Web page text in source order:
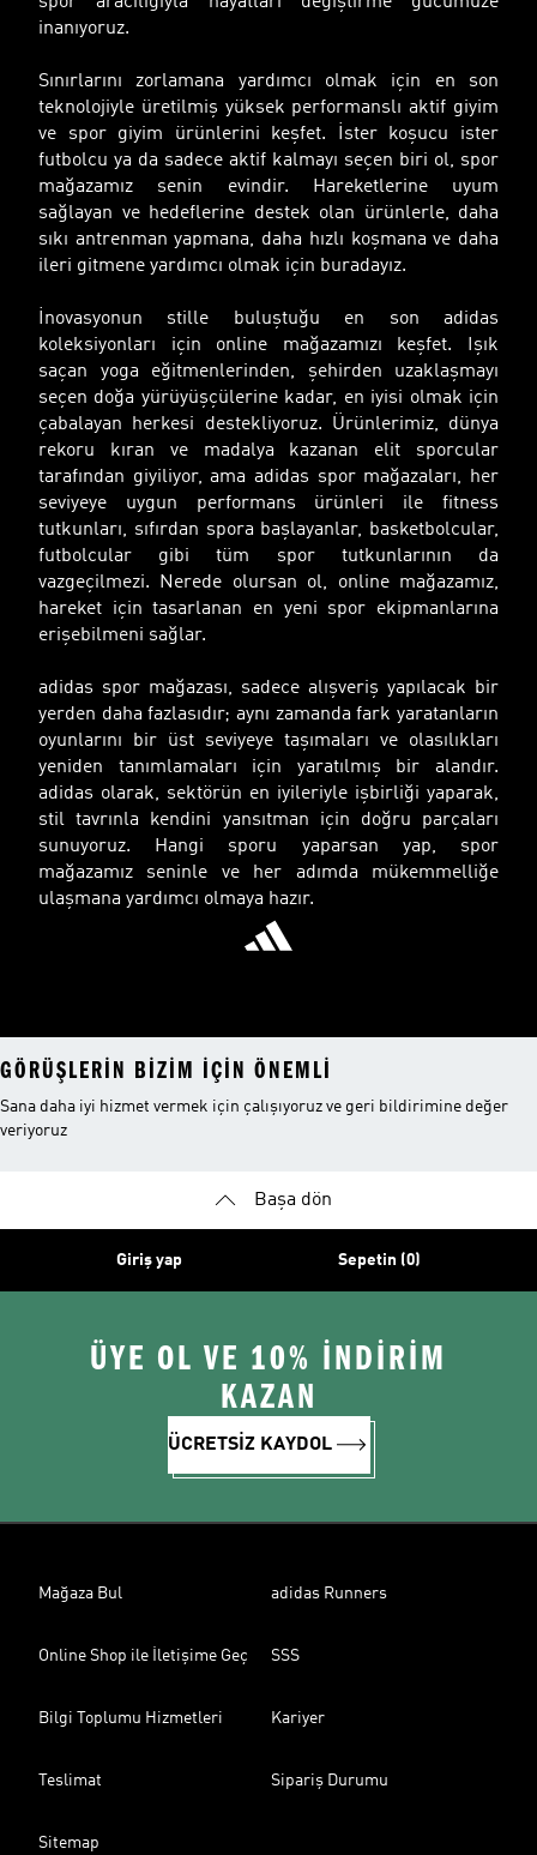
inanıyoruz.
Sınırlarını zorlamana yardımcı olmak için en son
teknolojiyle üretilmiş yüksek performanslı aktif giyim
ve spor giyim ürünlerini keşfet. İster koşucu ister
futbolcu ya da sadece aktif kalmayı seçen biri ol, spor
mağazamız senin evindir. Hareketlerine uyum
sağlayan ve hedeflerine destek olan ürünlerle, daha
sıkı antrenman yapmana, daha hızlı koşmana ve daha
ileri gitmene yardımcı olmak için buradayız.
İnovasyonun stille buluştuğu en son adidas
koleksiyonları için online mağazamızı keşfet. Işık
saçan yoga eğitmenlerinden, şehirden uzaklaşmayı
seçen doğa yürüyüşçülerine kadar, en iyisi olmak için
çabalayan herkesi destekliyoruz. Ürünlerimiz, dünya
rekoru kıran ve madalya kazanan elit sporcular
tarafından giyiliyor, ama adidas spor mağazaları, her
seviyeye uygun performans ürünleri ile fitness
tutkunları, sıfırdan spora başlayanlar, basketbolcular,
futbolcular gibi tüm spor tutkunlarının da
vazgeçilmezi. Nerede olursan ol, online mağazamız,
hareket için tasarlanan en yeni spor ekipmanlarına
erişebilmeni sağlar.
adidas spor mağazası, sadece alışveriş yapılacak bir
yerden daha fazlasıdır; aynı zamanda fark yaratanların
oyunlarını bir üst seviyeye taşımaları ve olasılıkları
yeniden tanımlamaları için yaratılmış bir alandır.
adidas olarak, sektörün en iyileriyle işbirliği yaparak,
stil tavrınla kendini yansıtman için doğru parçaları
sunuyoruz. Hangi sporu yaparsan yap, spor
mağazamız seninle ve her adımda mükemmelliğe
ulaşmana yardımcı olmaya hazır.
GÖRÜŞLERIN BIZIM IÇIN ÖNEMLI
Sana daha iyi hizmet vermek için çalışıyoruz ve geri bildirimine değer
veriyoruz
Başa dön
Giriş yap Sepetin (0)
ÜYE OL VE 10% İNDİRİM
KAZAN
ÜCRETSİZ KAYDOL
Mağaza Bul adidas Runners
Online Shop ile İletişime Geç SSS
Bilgi Toplumu Hizmetleri Kariyer
Teslimat Sipariş Durumu
Sitemap